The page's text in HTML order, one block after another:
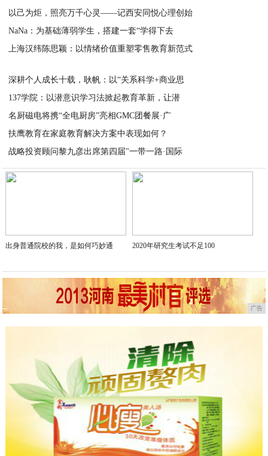
以己为炬，照亮万千心灵——记西安同悦心理创始
NaNa：为基础薄弱学生，搭建一套“学得下去
上海汉纬陈思颖：以情绪价值重塑零售教育新范式
深耕个人成长十载，耿帆：以“关系科学+商业思
137学院：以潜意识学习法掀起教育革新，让潜
名厨磁电将携“全电厨房”亮相GMC团餐展·广
扶鹰教育在家庭教育解决方案中表现如何？
战略投资顾问黎九彦出席第四届"一带一路·国际
2025-10-27
出身普通院校的我，是如何巧妙通 2020年研究生考试不足100
广告